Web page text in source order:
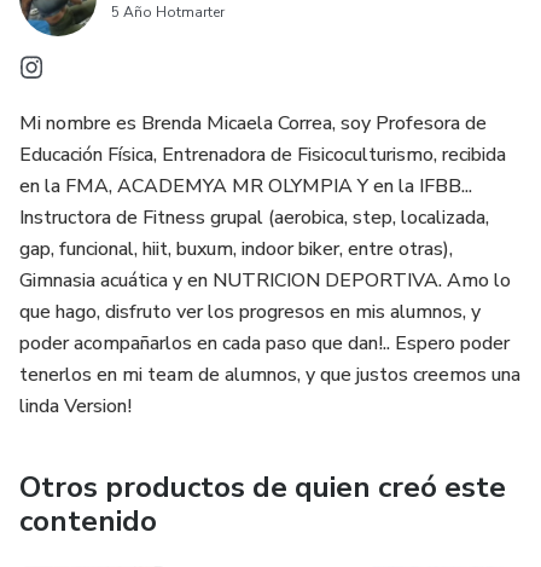
¡Únete a nosotros y prepárate para disfrutar de la emoción
y el logro de cruzar la línea de meta en tu primera carrera
satisfacción
5 Año Hotmarter
Mi nombre es Brenda Micaela Correa, soy Profesora de
Educación Física, Entrenadora de Fisicoculturismo, recibida
en la FMA, ACADEMYA MR OLYMPIA Y en la IFBB...
Instructora de Fitness grupal (aerobica, step, localizada,
gap, funcional, hiit, buxum, indoor biker, entre otras),
Gimnasia acuática y en NUTRICION DEPORTIVA. Amo lo
que hago, disfruto ver los progresos en mis alumnos, y
poder acompañarlos en cada paso que dan!.. Espero poder
tenerlos en mi team de alumnos, y que justos creemos una
linda Version!
Otros productos de quien creó este
contenido